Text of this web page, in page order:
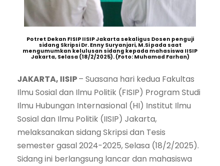
Potret Dekan FISIP IISIP Jakarta sekaligus Dosen penguji
sidang Skripsi Dr. Enny Suryanjari, M.Si pada saat
mengumumkan kelulusan sidang kepada mahasiswa IISIP
Jakarta, Selasa (18/2/2025). (Foto: Muhamad Farhan)
JAKARTA, IISIP– Suasana hari kedua Fakultas
Ilmu Sosial dan Ilmu Politik (FISIP) Program Studi
Ilmu Hubungan Internasional (HI) Institut Ilmu
Sosial dan Ilmu Politik (IISIP) Jakarta,
melaksanakan sidang Skripsi dan Tesis
semester gasal 2024-2025, Selasa (18/2/2025).
Sidang ini berlangsung lancar dan mahasiswa